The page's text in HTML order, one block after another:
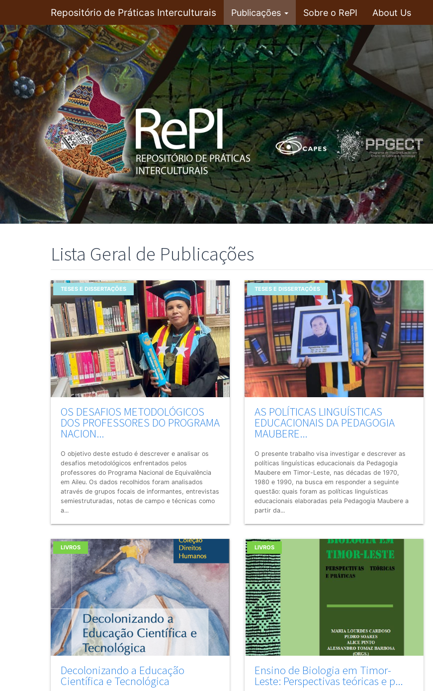
para
o
conteúdo
principal
Repositório de Práticas Interculturais Publicações Sobre o RePI About Us
Lista Geral de Publicações
TESES E DISSERTAÇÕES
OS DESAFIOS METODOLÓGICOS
DOS PROFESSORES DO PROGRAMA
NACION...
O objetivo deste estudo é descrever e analisar os
desafios metodológicos enfrentados pelos
professores do Programa Nacional de Equivalência
em Aileu. Os dados recolhidos foram analisados
através de grupos focais de informantes, entrevistas
semiestruturadas, notas de campo e técnicas como
a...
TESES E DISSERTAÇÕES
AS POLÍTICAS LINGUÍSTICAS
EDUCACIONAIS DA PEDAGOGIA
MAUBERE...
O presente trabalho visa investigar e descrever as
políticas linguísticas educacionais da Pedagogia
Maubere em Timor-Leste, nas décadas de 1970,
1980 e 1990, na busca em responder a seguinte
questão: quais foram as políticas linguísticas
educacionais elaboradas pela Pedagogia Maubere a
partir da...
LIVROS
Decolonizando a Educação
Científica e Tecnológica
LIVROS
Ensino de Biologia em Timor-
Leste: Perspectivas teóricas e p...